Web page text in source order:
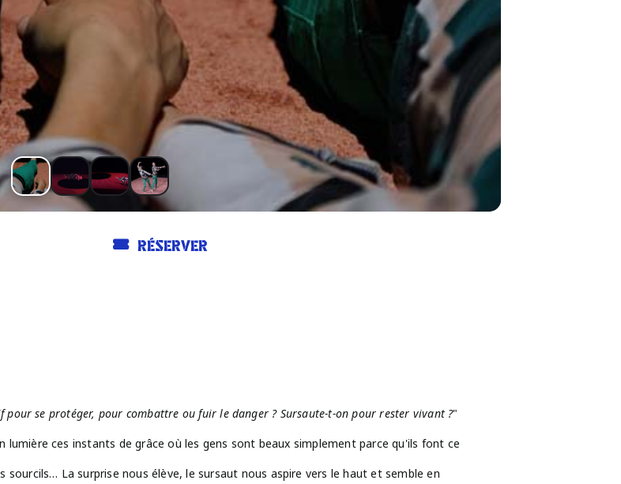
RÉSERVER
pour se protéger, pour combattre ou fuir le danger ? Sursaute-t-on pour rester vivant ?"
ces instants de grâce où les gens sont beaux simplement parce qu'ils font ce
sourcils… La surprise nous élève, le sursaut nous aspire vers le haut et semble en